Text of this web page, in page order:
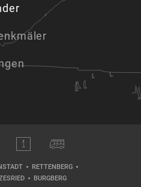
RETTENBERG
BURGBERG